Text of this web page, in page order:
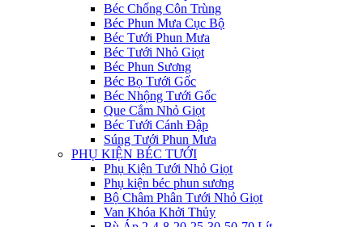
Béc Chống Côn Trùng
Béc Phun Mưa Cục Bộ
Béc Tưới Phun Mưa
Béc Tưới Nhỏ Giọt
Béc Phun Sương
Béc Bọ Tưới Gốc
Béc Nhộng Tưới Gốc
Que Cắm Nhỏ Giọt
Béc Tưới Cánh Đập
Súng Tưới Phun Mưa
PHỤ KIỆN BÉC TƯỚI
Phụ Kiện Tưới Nhỏ Giọt
Phụ kiện béc phun sương
Bộ Châm Phân Tưới Nhỏ Giọt
Van Khóa Khởi Thủy